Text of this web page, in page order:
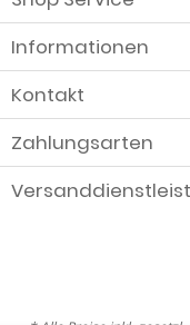
Informationen
Kontakt
Zahlungsarten